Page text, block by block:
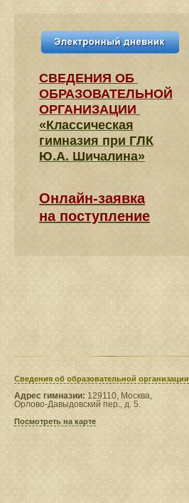
СВЕДЕНИЯ​ ОБ
ОБРАЗОВАТЕЛЬНОЙ
ОРГАНИЗАЦИИ
«Классическая
гимназия при ГЛК
Ю.А. Шичалина»
Онлайн-заявка
на поступление
Сведения​ об образовательной организации
Адрес гимназии: 129110, Москва,
Орлово-Давыдовский пер., д. 5.
Посмотреть на карте